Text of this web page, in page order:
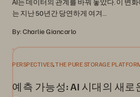
는 지난 50년간 당연하게 여겨…
By: Charlie Giancarlo
PERSPECTIVES,THE PURE STORAGE
예측 가능성: AI 시대의 새로